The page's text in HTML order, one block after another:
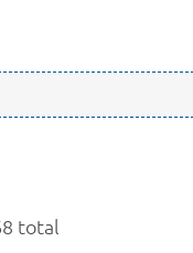
total